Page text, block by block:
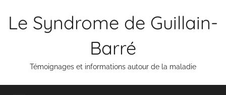
Le Syndrome de Guillain-
Barré
Témoignages et informations autour de la maladie